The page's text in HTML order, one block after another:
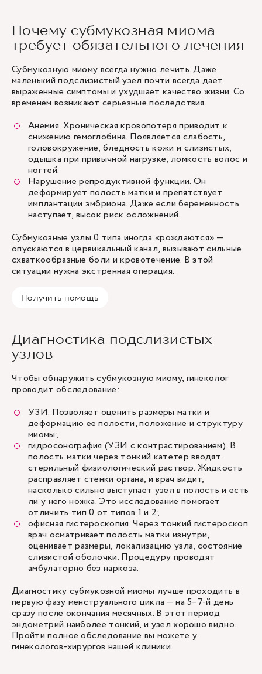
Почему субмукозная миома
требует обязательного лечения
Субмукозную миому всегда нужно лечить. Даже
маленький подслизистый узел почти всегда дает
выраженные симптомы и ухудшает качество жизни. Со
временем возникают серьезные последствия.
Анемия. Хроническая кровопотеря приводит к
снижению гемоглобина. Появляется слабость,
головокружение, бледность кожи и слизистых,
одышка при привычной нагрузке, ломкость волос и
ногтей.
Нарушение репродуктивной функции. Он
деформирует полость матки и препятствует
имплантации эмбриона. Даже если беременность
наступает, высок риск осложнений.
Субмукозные узлы 0 типа иногда «рождаются» —
опускаются в цервикальный канал, вызывают сильные
схваткообразные боли и кровотечение. В этой
ситуации нужна экстренная операция.
Получить помощь
Диагностика подслизистых
узлов
Чтобы обнаружить субмукозную миому, гинеколог
проводит обследование:
УЗИ. Позволяет оценить размеры матки и
деформацию ее полости, положение и структуру
миомы;
гидросонография (УЗИ с контрастированием). В
полость матки через тонкий катетер вводят
стерильный физиологический раствор. Жидкость
расправляет стенки органа, и врач видит,
насколько сильно выступает узел в полость и есть
ли у него ножка. Это исследование помогает
отличить тип 0 от типов 1 и 2;
офисная гистероскопия. Через тонкий гистероскоп
врач осматривает полость матки изнутри,
оценивает размеры, локализацию узла, состояние
слизистой оболочки. Процедуру проводят
амбулаторно без наркоза.
Диагностику субмукозной миомы лучше проходить в
первую фазу менструального цикла — на 5–7-й день
сразу после окончания месячных. В этот период
эндометрий наиболее тонкий, и узел хорошо видно.
Пройти полное обследование вы можете у
гинекологов-хирургов нашей клиники.